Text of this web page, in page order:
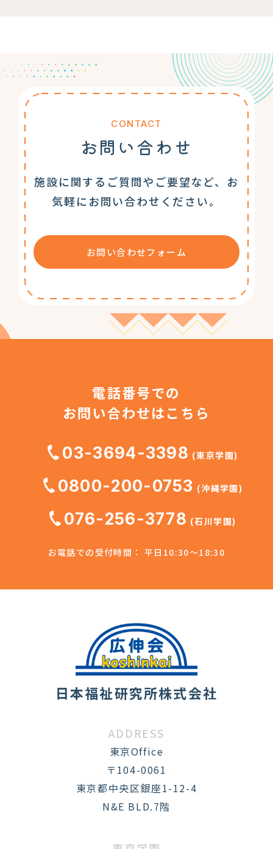
CONTACT
お問い合わせ
施設に関するご質問やご要望など、お
気軽にお問い合わせください。
お問い合わせフォーム
電話番号での
お問い合わせはこちら
03-3694-3398 (東京学園)
0800-200-0753 (沖縄学園)
076-256-3778 (石川学園)
お電話での受付時間： 平日10:30～18:30
日本福祉研究所株式会社
ADDRESS
東京Office
〒104-0061
東京都中央区銀座1-12-4
N&E BLD.7階